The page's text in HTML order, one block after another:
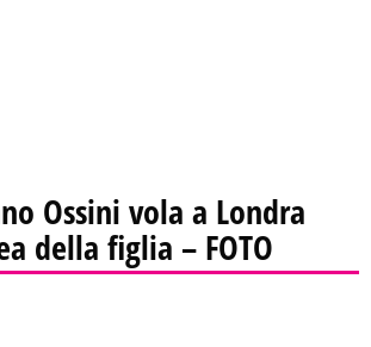
Ossini vola a Londra
della figlia – FOTO